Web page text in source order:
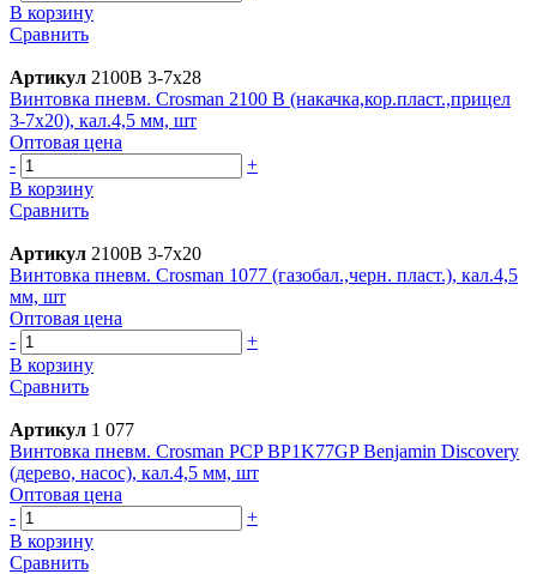
В корзину
Сравнить
Артикул 2100B 3-7x28
Винтовка пневм. Crosman 2100 B (накачка,кор.пласт.,прицел
3-7x20), кал.4,5 мм, шт
Оптовая цена
-
+
В корзину
Сравнить
Артикул 2100B 3-7x20
Винтовка пневм. Crosman 1077 (газобал.,черн. пласт.), кал.4,5
мм, шт
Оптовая цена
-
+
В корзину
Сравнить
Артикул 1 077
Винтовка пневм. Crosman PCP BP1K77GP Benjamin Discovery
(дерево, насос), кал.4,5 мм, шт
Оптовая цена
-
+
В корзину
Сравнить